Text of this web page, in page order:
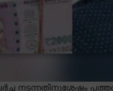
നടന്നതിനുശേഷം